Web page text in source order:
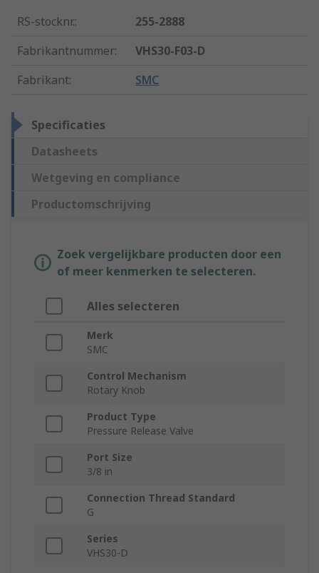
RS-stocknr.:
255-2888
Fabrikantnummer:
VHS30-F03-D
Fabrikant: SMC
Specificaties
Datasheets
Wetgeving en compliance
Productomschrijving
Zoek vergelijkbare producten door een
of meer kenmerken te selecteren.
Alles selecteren
Merk
SMC
Control Mechanism
Rotary Knob
Product Type
Pressure Release Valve
Port Size
3/8 in
Connection Thread Standard
G
Series
VHS30-D